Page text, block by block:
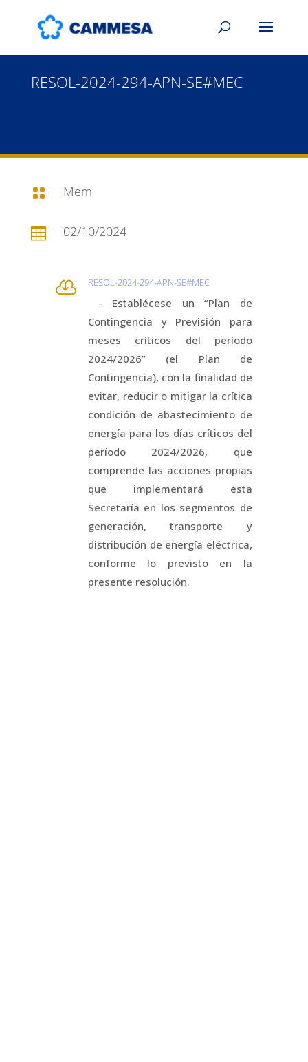
RESOL-2024-294-APN-SE#MEC
 Mem
 02/10/2024
 RESOL-2024-294-APN-SE#MEC
- Establécese un “Plan de
Contingencia y Previsión para
meses críticos del período
2024/2026” (el Plan de
Contingencia), con la finalidad de
evitar, reducir o mitigar la crítica
condición de abastecimiento de
energía para los días críticos del
período 2024/2026, que
comprende las acciones propias
que implementará esta
Secretaría en los segmentos de
generación, transporte y
distribución de energía eléctrica,
conforme lo previsto en la
presente resolución.